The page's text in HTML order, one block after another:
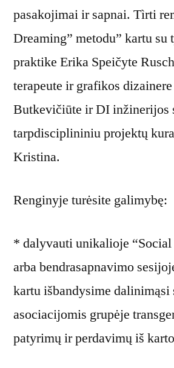
pasakojimai ir sapnai. Tìrti
Dreaming” metodu” kartu
praktike Erika Speičyte
terapeute ir grafikos
Butkevičiūte ir DI inžinerijos
tarpdisciplininiu projektų
Kristina.
Renginyje turėsite galimybę:
* dalyvauti unikalioje
arba bendrasapnavimo
kartu išbandysime dalinimąsi
asociacijomis grupėje
patyrimų ir perdavimų iš